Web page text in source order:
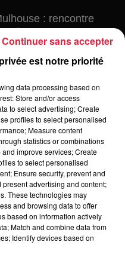
: rencontre
rouges
infos sur la venue du
en septembre
: des précisons sur
Mir
est notre priorité
data processing based on
Store and/or access
to select advertising; Create
profiles to select personalised
Measure content
statistics or combinations
improve services; Create
to select personalised
Ensure security, prevent and
advertising and content;
These technologies may
and browsing data to offer
based on information actively
Match and combine data from
Identify devices based on
Continuer sans accepter